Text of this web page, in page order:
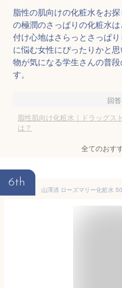
脂性の肌向けの化粧水をお
の極潤のさっぱりの化粧水
付け心地はさらっとさっぱ
に悩む女性にぴったりかと
物が気になる学生さんの普
す。
回
脂性肌向け化粧水｜ドラッグス
は？
全てのおす
6th